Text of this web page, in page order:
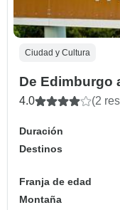
Ciudad y Cultura
De Edimburgo
4.0 (2
Duración
Destinos
Franja de edad
Montaña